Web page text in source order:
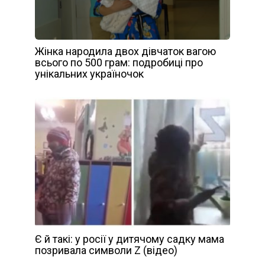
Жінка народила двох дівчаток вагою
всього по 500 грам: подробиці про
унікальних україночок
Є й такі: у росії у дитячому садку мама
позривала символи Z (відео)